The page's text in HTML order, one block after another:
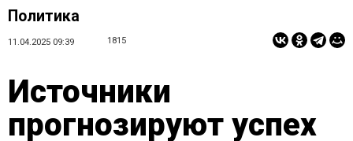
Политика
11.04.2025 09:39 1815
Источники
прогнозируют успех